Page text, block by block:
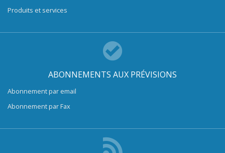
Produits et services
ABONNEMENTS AUX PRÉVISIONS
Abonnement par email
Abonnement par Fax